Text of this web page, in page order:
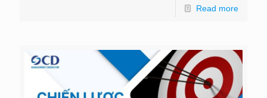
Read more